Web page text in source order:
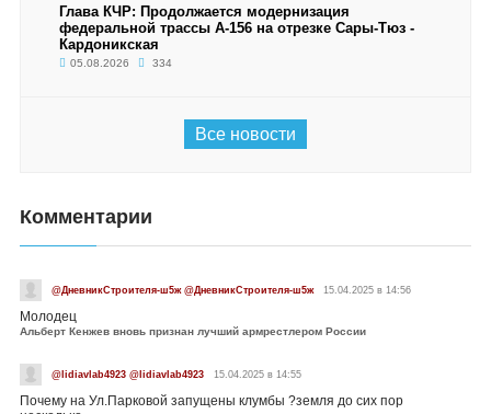
Глава КЧР: Продолжается модернизация
федеральной трассы А-156 на отрезке Сары-Тюз -
Кардоникская
05.08.2026 334
Все новости
Комментарии
@ДневникСтроителя-ш5ж @ДневникСтроителя-ш5ж 15.04.2025 в 14:56
Молодец
Альберт Кенжев вновь признан лучший армрестлером России
@lidiavlab4923 @lidiavlab4923 15.04.2025 в 14:55
Почему на Ул.Парковой запущены клумбы ?земля до сих пор